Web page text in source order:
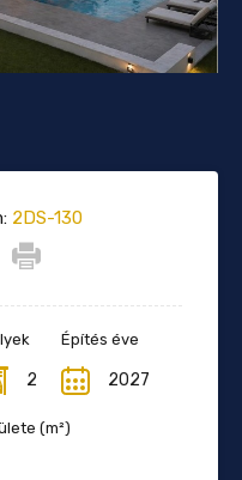
2DS-130
2
Építés éve
2027
(m²)